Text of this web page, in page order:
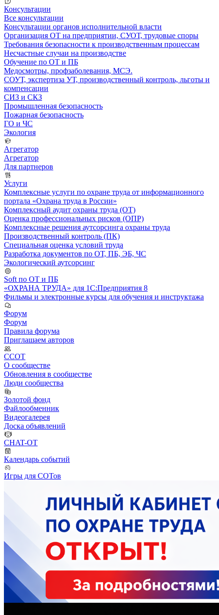
Консультации
Все консультации
Консультации органов исполнительной власти
Организация ОТ на предприятии, СУОТ, трудовые споры
Требования безопасности к производственным процессам
Несчастные случаи на производстве
Обучение по ОТ и ПБ
Медосмотры, профзаболевания, МСЭ.
СОУТ, экспертиза УТ, производственный контроль, льготы и
компенсации
СИЗ и СКЗ
Промышленная безопасность
Пожарная безопасность
ГО и ЧС
Экология
Агрегатор
Агрегатор
Для партнеров
Услуги
Комплексные услуги по охране труда от информационного
портала «Охрана труда в России»
Комплексный аудит охраны труда (ОТ)
Оценка профессиональных рисков (ОПР)
Комплексные решения аутсорсинга охраны труда
Производственный контроль (ПК)
Специальная оценка условий труда
Разработка документов по ОТ, ПБ, ЭБ, ЧС
Экологический аутсорсинг
Soft по ОТ и ПБ
«ОХРАНА ТРУДА» для 1С:Предприятия 8
Фильмы и электронные курсы для обучения и инструктажа
Форум
Форум
Правила форума
Приглашаем авторов
ССОТ
О сообществе
Обновления в сообществе
Люди сообщества
Золотой фонд
Файлообменник
Видеогалерея
Доска объявлений
CHAT-OT
Календарь событий
Игры для СОТов